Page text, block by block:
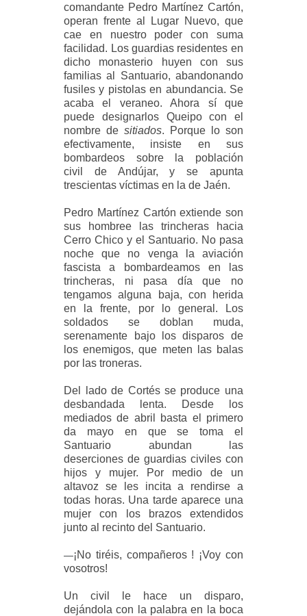
comandante Pedro Martínez Cartón,
operan frente al Lugar Nuevo, que
cae en nuestro poder con suma
facilidad. Los guardias residentes en
dicho monasterio huyen con sus
familias al Santuario, abandonando
fusiles y pistolas en abundancia. Se
acaba el veraneo. Ahora sí que
puede designarlos Queipo con el
nombre desitiados. Porque lo son
efectivamente, insiste en sus
bombardeos sobre la población
civil de Andújar, y se apunta
trescientas víctimas en la de Jaén.
Pedro Martínez Cartón extiende son
sus hombree las trincheras hacia
CerroChico y el Santuario. No pasa
noche que no venga la aviación
fascista a bombardeamos en las
trincheras, ni pasa día que no
tengamos alguna baja, con herida
en la frente, por lo general. Los
soldados se doblan muda,
serenamente bajo los disparos de
los enemigos, que meten las balas
por las troneras.
Del lado de Cortés se produce una
desbandada lenta. Desde los
mediados de abril basta el primero
da mayo en que se toma el
Santuario abundan las
deserciones de guardias civiles con
hijos y mujer. Por medio de un
altavoz se les incita a rendirse a
todas horas. Una tarde aparece una
mujer con los brazos extendidos
junto al recinto del Santuario.
—¡No tiréis, compañeros ! ¡Voy con
vosotros!
Un civil le hace un disparo,
dejándola con la palabra en la boca